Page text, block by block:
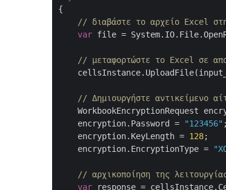
{
// διαβάστε το αρχείο Excel
var file =
// μεταφορτώστε το Excel σε
// Δημιουργήστε αντικείμενο
WorkbookEncryptionRequest
    encryption.Password =
"123456" ;
    encryption.KeyLength =
128;
    encryption.EncryptionType =
// αρχικοποίηση της
var response =